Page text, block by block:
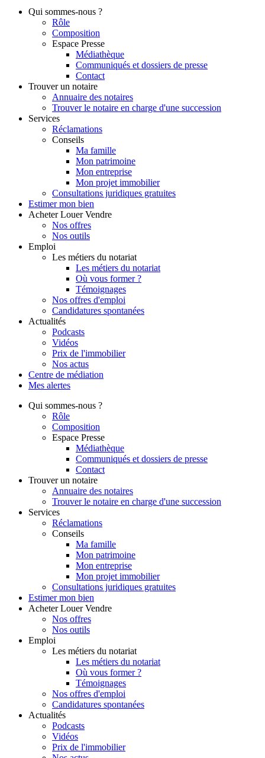
Qui sommes-nous ?
Rôle
Composition
Espace Presse
Médiathèque
Communiqués et dossiers de presse
Contact
Trouver un notaire
Annuaire des notaires
Trouver le notaire en charge d'une succession
Services
Réclamations
Conseils
Ma famille
Mon patrimoine
Mon entreprise
Mon projet immobilier
Consultations juridiques gratuites
Estimer mon bien
Acheter Louer Vendre
Nos offres
Nos outils
Emploi
Les métiers du notariat
Les métiers du notariat
Où vous former ?
Témoignages
Nos offres d'emploi
Candidatures spontanées
Actualités
Podcasts
Vidéos
Prix de l'immobilier
Nos actus
Centre de médiation
Mes alertes
Qui sommes-nous ?
Rôle
Composition
Espace Presse
Médiathèque
Communiqués et dossiers de presse
Contact
Trouver un notaire
Annuaire des notaires
Trouver le notaire en charge d'une succession
Services
Réclamations
Conseils
Ma famille
Mon patrimoine
Mon entreprise
Mon projet immobilier
Consultations juridiques gratuites
Estimer mon bien
Acheter Louer Vendre
Nos offres
Nos outils
Emploi
Les métiers du notariat
Les métiers du notariat
Où vous former ?
Témoignages
Nos offres d'emploi
Candidatures spontanées
Actualités
Podcasts
Vidéos
Prix de l'immobilier